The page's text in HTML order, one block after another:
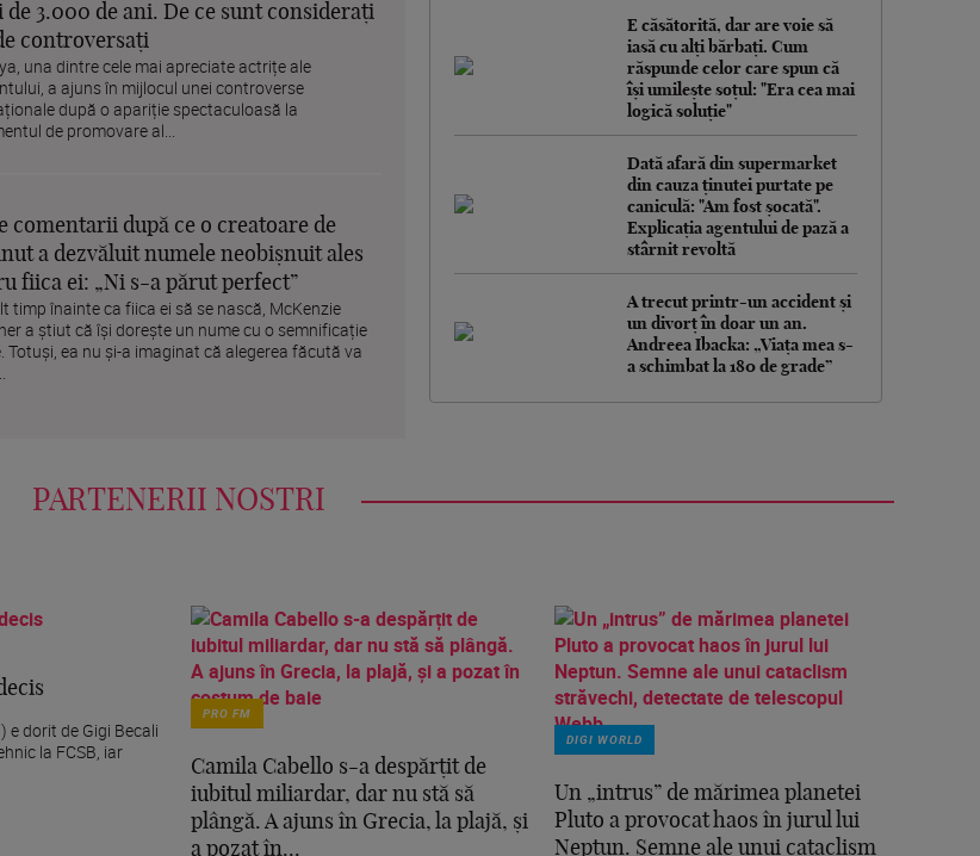
de 3.000 de ani. De ce sunt considerați
controversați
una dintre cele mai apreciate actrițe ale
a ajuns în mijlocul unei controverse
după o apariție spectaculoasă la
de promovare al...
comentarii după ce o creatoare de
a dezvăluit numele neobișnuit ales
fiica ei: „Ni s-a părut perfect”
timp înainte ca fiica ei să se nască, McKenzie
a știut că își dorește un nume cu o semnificație
Totuși, ea nu și-a imaginat că alegerea făcută va
E căsătorită, dar are voie să
iasă cu alți bărbați. Cum
răspunde celor care spun că
își umilește soțul: "Era cea mai
logică soluție"
Dată afară din supermarket
din cauza ținutei purtate pe
caniculă: "Am fost șocată".
Explicația agentului de pază a
stârnit revoltă
A trecut printr-un accident și
un divorț în doar un an.
Andreea Ibacka: „Viața mea s-
a schimbat la 180 de grade”
PARTENERII NOSTRI
e dorit de Gigi Becali
la FCSB, iar
PRO FM
Camila Cabello s-a despărțit de
iubitul miliardar, dar nu stă să
plângă. A ajuns în Grecia, la plajă, și
a pozat în...
DIGI WORLD
Un „intrus” de mărimea planetei
Pluto a provocat haos în jurul lui
Neptun. Semne ale unui cataclism